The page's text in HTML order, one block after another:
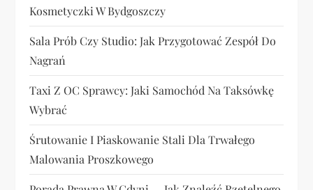
Kosmetyczki W Bydgoszczy
Sala Prób Czy Studio: Jak Przygotować Zespół Do
Nagrań
Taxi Z OC Sprawcy: Jaki Samochód Na Taksówkę
Wybrać
Śrutowanie I Piaskowanie Stali Dla Trwałego
Malowania Proszkowego